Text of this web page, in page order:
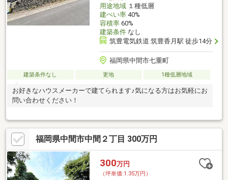
用途地域１種低層
建ぺい率40%
容積率60%
建築条件なし
筑豊電気鉄道 筑豊香月駅 徒歩14分
福岡県中間市七重町
建築条件なし 更地 1種低層地域
お好きなハウスメーカーで建てられます♪気になる方はお気軽にお
問い合わせください！
福岡県中間市中間２丁目 300万円
300万円
（坪単価:1.35万円）